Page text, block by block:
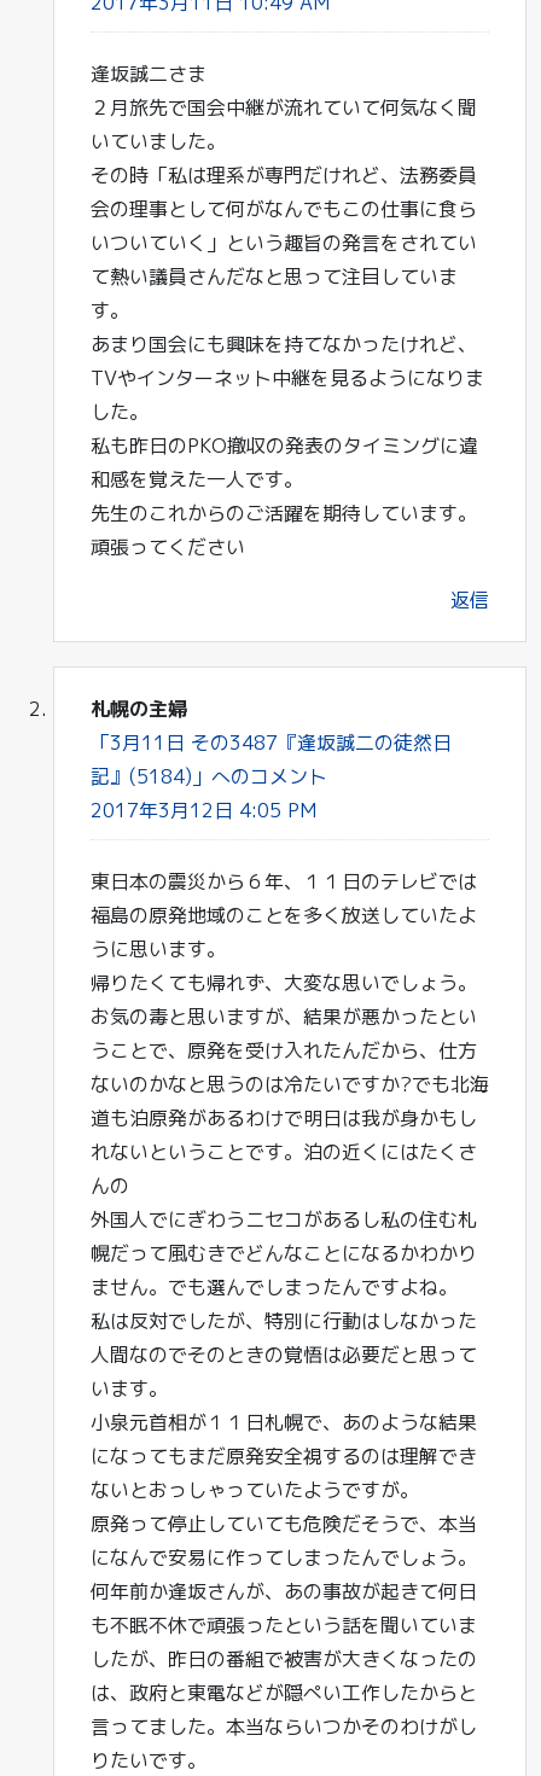
逢坂誠二さま
２月旅先で国会中継が流れていて何気なく聞
いていました。
その時「私は理系が専門だけれど、法務委員
会の理事として何がなんでもこの仕事に食ら
いついていく」という趣旨の発言をされてい
て熱い議員さんだなと思って注目していま
す。
あまり国会にも興味を持てなかったけれど、
TVやインターネット中継を見るようになりま
した。
私も昨日のPKO撤収の発表のタイミングに違
和感を覚えた一人です。
先生のこれからのご活躍を期待しています。
頑張ってください
返信
札幌の主婦
「3月11日 その3487『逢坂誠二の徒然日
記』(5184)」へのコメント
2017年3月12日 4:05 PM
東日本の震災から６年、１１日のテレビでは
福島の原発地域のことを多く放送していたよ
うに思います。
帰りたくても帰れず、大変な思いでしょう。
お気の毒と思いますが、結果が悪かったとい
うことで、原発を受け入れたんだから、仕方
ないのかなと思うのは冷たいですか?でも北海
道も泊原発があるわけで明日は我が身かもし
れないということです。泊の近くにはたくさ
んの
外国人でにぎわうニセコがあるし私の住む札
幌だって風むきでどんなことになるかわかり
ません。でも選んでしまったんですよね。
私は反対でしたが、特別に行動はしなかった
人間なのでそのときの覚悟は必要だと思って
います。
小泉元首相が１１日札幌で、あのような結果
になってもまだ原発安全視するのは理解でき
ないとおっしゃっていたようですが。
原発って停止していても危険だそうで、本当
になんで安易に作ってしまったんでしょう。
何年前か逢坂さんが、あの事故が起きて何日
も不眠不休で頑張ったという話を聞いていま
したが、昨日の番組で被害が大きくなったの
は、政府と東電などが隠ぺい工作したからと
言ってました。本当ならいつかそのわけがし
りたいです。